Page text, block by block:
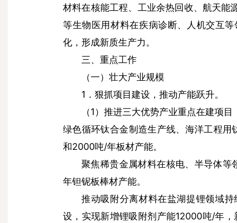
材料在核能工程、工业余热回收、航天能
等生物医用材料在疾病诊断、人机交互
化，形成新质生产力。
三、重点工作
（一）壮大产业规模
1．狠抓项目建设，推动产能跃升。
（1）推进三大优势产业重点在建项
绿色循环钛合金制造生产线、海洋工程
和2000吨/年板材产能。
聚焦稀贵金属材料在核电、半导体
年钽铌板棒材产能。
推动吸附分离材料在盐湖提锂领域
设，实现新增锂吸附剂产能12000吨/年